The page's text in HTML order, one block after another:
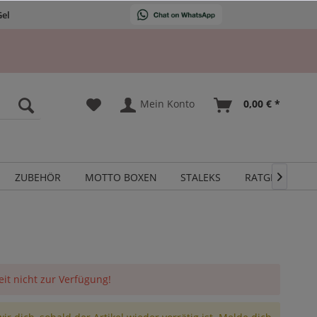
Mein Konto 0,00 € *
ZUBEHÖR MOTTO BOXEN STALEKS RATGEBER

nicht zur Verfügung!